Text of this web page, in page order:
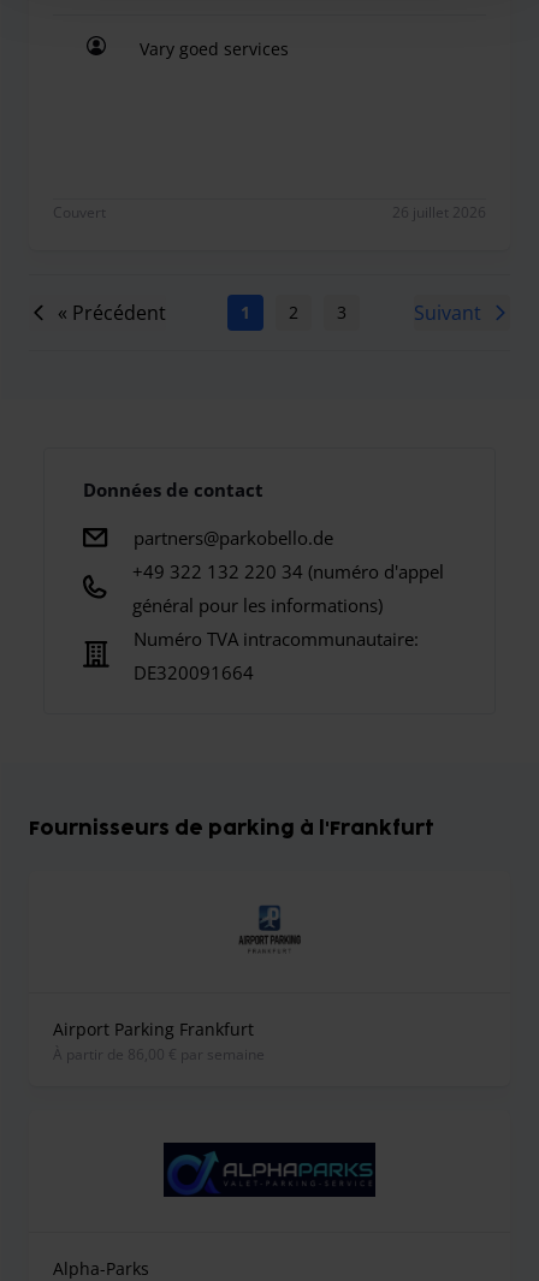
Vary goed services
Couvert 26 juillet 2026
« Précédent 1 2 3 5
Suivant
Données de contact
partners@parkobello.de
+49 322 132 220 34 (numéro d'appel
général pour les informations)
Numéro TVA intracommunautaire:
DE320091664
Fournisseurs de parking à l'Frankfurt
Airport Parking Frankfurt
À partir de 86,00 € par semaine
Alpha-Parks